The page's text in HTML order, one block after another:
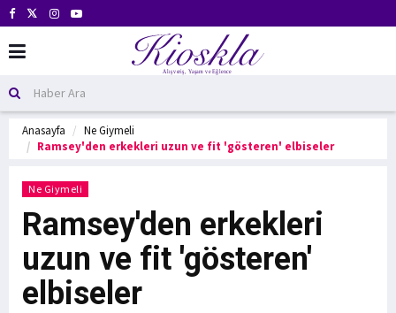
Anasayfa
Ne Giymeli
Ramsey'den erkekleri uzun ve fit 'gösteren' elbiseler
Ne Giymeli
Ramsey'den erkekleri
uzun ve fit 'gösteren'
elbiseler